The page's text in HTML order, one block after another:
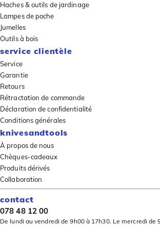
Haches & outils de jardinage
Lampes de poche
Jumelles
Outils à bois
service clientèle
Service
Garantie
Retours
Rétractation de commande
Déclaration de confidentialité
Conditions générales
knivesandtools
À propos de nous
Chèques-cadeaux
Produits dérivés
Collaboration
contact
078 48 12 00
De lundi au vendredi de 9h00 à 17h30. Le mercredi de